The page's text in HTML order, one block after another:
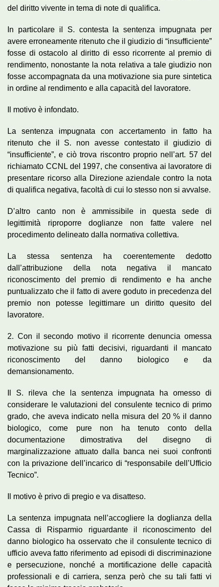
del diritto vivente in tema di note di qualifica.
In particolare il S. contesta la sentenza impugnata per
avere erroneamente ritenuto che il giudizio di “insufficiente”
fosse di ostacolo al diritto di esso ricorrente al premio di
rendimento, nonostante la nota relativa a tale giudizio non
fosse accompagnata da una motivazione sia pure sintetica
in ordine al rendimento e alla capacità del lavoratore.
Il motivo è infondato.
La sentenza impugnata con accertamento in fatto ha
ritenuto che il S. non avesse contestato il giudizio di
“insufficiente”, e ciò trova riscontro proprio nell’art. 57 del
richiamato CCNL del 1997, che consentiva ai lavoratore di
presentare ricorso alla Direzione aziendale contro la nota
di qualifica negativa, facoltà di cui lo stesso non si avvalse.
D’altro canto non è ammissibile in questa sede di
legittimità riproporre doglianze non fatte valere nel
procedimento delineato dalla normativa collettiva.
La stessa sentenza ha coerentemente dedotto
dall’attribuzione della nota negativa il mancato
riconoscimento del premio di rendimento e ha anche
puntualizzato che il fatto di avere goduto in precedenza del
premio non potesse legittimare un diritto quesito del
lavoratore.
2. Con il secondo motivo il ricorrente denuncia omessa
motivazione su più fatti decisivi, riguardanti il mancato
riconoscimento del danno biologico e da
demansionamento.
Il S. rileva che la sentenza impugnata ha omesso di
considerare le valutazioni del consulente tecnico di primo
grado, che aveva indicato nella misura del 20 % il danno
biologico, come pure non ha tenuto conto della
documentazione dimostrativa del disegno di
marginalizzazione attuato dalla banca nei suoi confronti
con la privazione dell’incarico di “responsabile dell’Ufficio
Tecnico”.
Il motivo è privo di pregio e va disatteso.
La sentenza impugnata nell’accogliere la doglianza della
Cassa di Risparmio riguardante il riconoscimento del
danno biologico ha osservato che il consulente tecnico di
ufficio aveva fatto riferimento ad episodi di discriminazione
e persecuzione, nonché a mortificazione delle capacità
professionali e di carriera, senza però che su tali fatti vi